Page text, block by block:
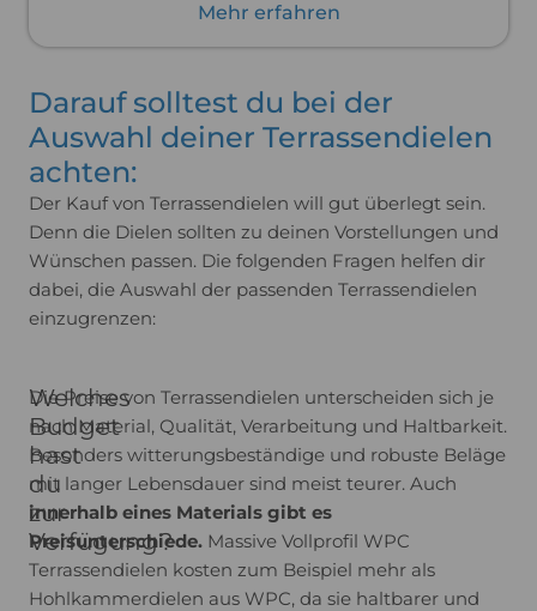
und hat Böden professionell verlegt. Dank dieser
praktischen Erfahrung kennt er die Materialien
dich passgenau und praxisnah beraten.
Mehr erfahren
Darauf solltest du bei der
Auswahl deiner Terrassendielen
achten:
Der Kauf von Terrassendielen will gut überlegt sein.
Denn die Dielen sollten zu deinen Vorstellungen und
Wünschen passen. Die folgenden Fragen helfen dir
dabei, die Auswahl der passenden Terrassendielen
einzugrenzen:
Welches
Budget
hast
du
zur
Verfügung?
Die Preise von Terrassendielen unterscheiden sich je
nach Material, Qualität, Verarbeitung und Haltbarkeit.
Besonders witterungsbeständige und robuste Beläge
mit langer Lebensdauer sind meist teurer. Auch
innerhalb eines Materials gibt es
Preisunterschiede. Massive Vollprofil WPC
Terrassendielen kosten zum Beispiel mehr als
Hohlkammerdielen aus WPC, da sie haltbarer und